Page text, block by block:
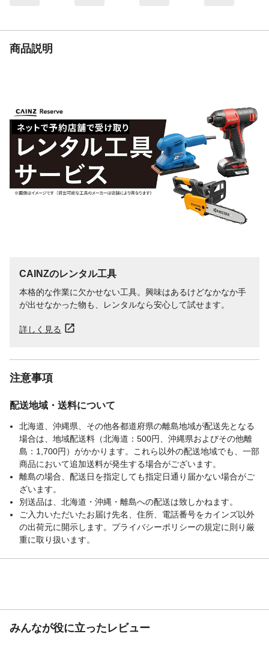
商品説明
CAINZのレンタル工具
本格的な作業に欠かせない工具。興味はあるけどなかなか手
が出せなかった物も、レンタルなら安心して試せます。
詳しく見る
注意事項
配送地域・送料について
北海道、沖縄県、その他各都道府県の離島地域が配送先となる
場合は、地域配送料（北海道：500円、沖縄県およびその他離
島：1,700円）がかかります。これら以外の配送地域でも、一部
商品において追加送料が発生する場合がございます。
離島の場合、配送日を指定しても指定日通り届かない場合がご
ざいます。
別送品は、北海道・沖縄・離島への配送は致しかねます。
ご入力いただいたお届け先名、住所、電話番号をカインズ以外
の出荷元に開示します。プライバシーポリシーの規定に則り厳
重に取り扱います。
みんなが役に立ったレビュー